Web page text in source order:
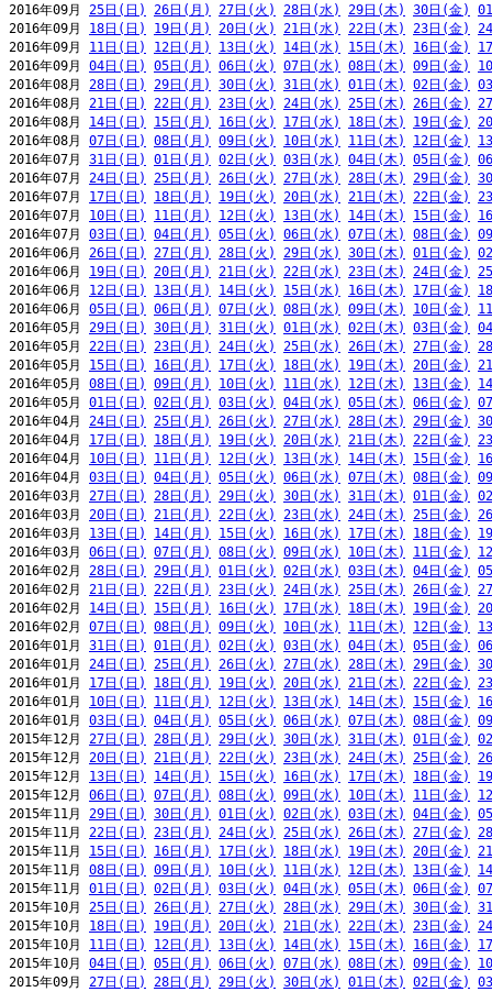
2016年09月 25日(日) 26日(月) 27日(火) 28日(水) 29日(木) 30日(金)
2016年09月 18日(日) 19日(月) 20日(火) 21日(水) 22日(木) 23日(金)
2016年09月 11日(日) 12日(月) 13日(火) 14日(水) 15日(木) 16日(金)
2016年09月 04日(日) 05日(月) 06日(火) 07日(水) 08日(木) 09日(金)
2016年08月 28日(日) 29日(月) 30日(火) 31日(水) 01日(木) 02日(金)
2016年08月 21日(日) 22日(月) 23日(火) 24日(水) 25日(木) 26日(金)
2016年08月 14日(日) 15日(月) 16日(火) 17日(水) 18日(木) 19日(金)
2016年08月 07日(日) 08日(月) 09日(火) 10日(水) 11日(木) 12日(金)
2016年07月 31日(日) 01日(月) 02日(火) 03日(水) 04日(木) 05日(金)
2016年07月 24日(日) 25日(月) 26日(火) 27日(水) 28日(木) 29日(金)
2016年07月 17日(日) 18日(月) 19日(火) 20日(水) 21日(木) 22日(金)
2016年07月 10日(日) 11日(月) 12日(火) 13日(水) 14日(木) 15日(金)
2016年07月 03日(日) 04日(月) 05日(火) 06日(水) 07日(木) 08日(金)
2016年06月 26日(日) 27日(月) 28日(火) 29日(水) 30日(木) 01日(金)
2016年06月 19日(日) 20日(月) 21日(火) 22日(水) 23日(木) 24日(金)
2016年06月 12日(日) 13日(月) 14日(火) 15日(水) 16日(木) 17日(金)
2016年06月 05日(日) 06日(月) 07日(火) 08日(水) 09日(木) 10日(金)
2016年05月 29日(日) 30日(月) 31日(火) 01日(水) 02日(木) 03日(金)
2016年05月 22日(日) 23日(月) 24日(火) 25日(水) 26日(木) 27日(金)
2016年05月 15日(日) 16日(月) 17日(火) 18日(水) 19日(木) 20日(金)
2016年05月 08日(日) 09日(月) 10日(火) 11日(水) 12日(木) 13日(金)
2016年05月 01日(日) 02日(月) 03日(火) 04日(水) 05日(木) 06日(金)
2016年04月 24日(日) 25日(月) 26日(火) 27日(水) 28日(木) 29日(金)
2016年04月 17日(日) 18日(月) 19日(火) 20日(水) 21日(木) 22日(金)
2016年04月 10日(日) 11日(月) 12日(火) 13日(水) 14日(木) 15日(金)
2016年04月 03日(日) 04日(月) 05日(火) 06日(水) 07日(木) 08日(金)
2016年03月 27日(日) 28日(月) 29日(火) 30日(水) 31日(木) 01日(金)
2016年03月 20日(日) 21日(月) 22日(火) 23日(水) 24日(木) 25日(金)
2016年03月 13日(日) 14日(月) 15日(火) 16日(水) 17日(木) 18日(金)
2016年03月 06日(日) 07日(月) 08日(火) 09日(水) 10日(木) 11日(金)
2016年02月 28日(日) 29日(月) 01日(火) 02日(水) 03日(木) 04日(金)
2016年02月 21日(日) 22日(月) 23日(火) 24日(水) 25日(木) 26日(金)
2016年02月 14日(日) 15日(月) 16日(火) 17日(水) 18日(木) 19日(金)
2016年02月 07日(日) 08日(月) 09日(火) 10日(水) 11日(木) 12日(金)
2016年01月 31日(日) 01日(月) 02日(火) 03日(水) 04日(木) 05日(金)
2016年01月 24日(日) 25日(月) 26日(火) 27日(水) 28日(木) 29日(金)
2016年01月 17日(日) 18日(月) 19日(火) 20日(水) 21日(木) 22日(金)
2016年01月 10日(日) 11日(月) 12日(火) 13日(水) 14日(木) 15日(金)
2016年01月 03日(日) 04日(月) 05日(火) 06日(水) 07日(木) 08日(金)
2015年12月 27日(日) 28日(月) 29日(火) 30日(水) 31日(木) 01日(金)
2015年12月 20日(日) 21日(月) 22日(火) 23日(水) 24日(木) 25日(金)
2015年12月 13日(日) 14日(月) 15日(火) 16日(水) 17日(木) 18日(金)
2015年12月 06日(日) 07日(月) 08日(火) 09日(水) 10日(木) 11日(金)
2015年11月 29日(日) 30日(月) 01日(火) 02日(水) 03日(木) 04日(金)
2015年11月 22日(日) 23日(月) 24日(火) 25日(水) 26日(木) 27日(金)
2015年11月 15日(日) 16日(月) 17日(火) 18日(水) 19日(木) 20日(金)
2015年11月 08日(日) 09日(月) 10日(火) 11日(水) 12日(木) 13日(金)
2015年11月 01日(日) 02日(月) 03日(火) 04日(水) 05日(木) 06日(金)
2015年10月 25日(日) 26日(月) 27日(火) 28日(水) 29日(木) 30日(金)
2015年10月 18日(日) 19日(月) 20日(火) 21日(水) 22日(木) 23日(金)
2015年10月 11日(日) 12日(月) 13日(火) 14日(水) 15日(木) 16日(金)
2015年10月 04日(日) 05日(月) 06日(火) 07日(水) 08日(木) 09日(金)
2015年09月 27日(日) 28日(月) 29日(火) 30日(水) 01日(木) 02日(金)